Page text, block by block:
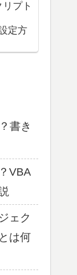
リプト
定方
書き
VBA
ェク
は何